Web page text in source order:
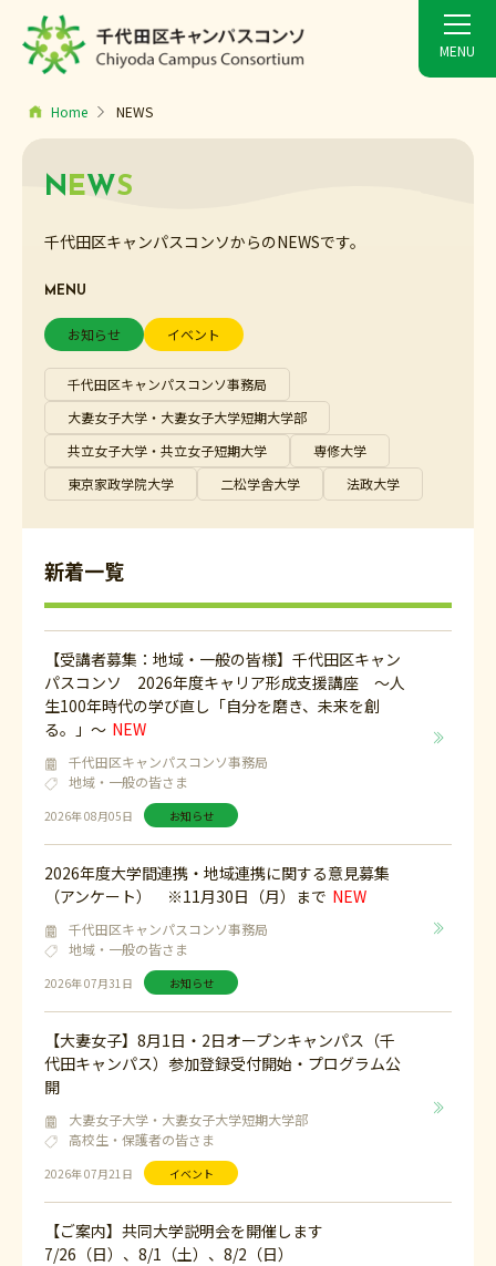
Home NEWS
NEWS
千代田区キャンパスコンソからのNEWSです。
MENU
お知らせ イベント
千代田区キャンパスコンソ事務局
大妻女子大学・大妻女子大学短期大学部
共立女子大学・共立女子短期大学
専修大学
東京家政学院大学
二松学舎大学 法政大学
新着一覧
2026年 08月05日 お知らせ
【受講者募集：地域・一般の皆様】千代田区キャン
パスコンソ 2026年度キャリア形成支援講座 ～人
生100年時代の学び直し「自分を磨き、未来を創
る。」～
千代田区キャンパスコンソ事務局
地域・一般の皆さま
2026年 07月31日 お知らせ
2026年度大学間連携・地域連携に関する意見募集
（アンケート） ※11月30日（月）まで
千代田区キャンパスコンソ事務局
地域・一般の皆さま
2026年 07月21日 イベント
【大妻女子】8月1日・2日オープンキャンパス（千
代田キャンパス）参加登録受付開始・プログラム公
開
大妻女子大学・大妻女子大学短期大学部
高校生・保護者の皆さま
【ご案内】共同大学説明会を開催します
7/26（日）、8/1（土）、8/2（日）